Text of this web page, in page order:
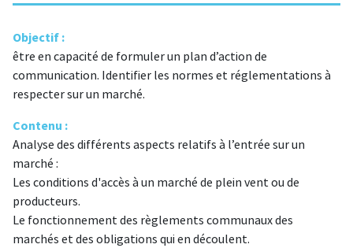
Objectif :
être en capacité de formuler un plan d’action de
communication. Identifier les normes et réglementations à
respecter sur un marché.
Contenu :
Analyse des différents aspects relatifs à l’entrée sur un
marché :
Les conditions d'accès à un marché de plein vent ou de
producteurs.
Le fonctionnement des règlements communaux des
marchés et des obligations qui en découlent.